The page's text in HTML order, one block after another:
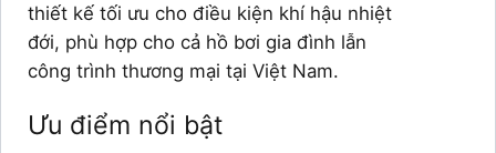
thiết kế tối ưu cho điều kiện khí hậu nhiệt
đới, phù hợp cho cả hồ bơi gia đình lẫn
công trình thương mại tại Việt Nam.
Ưu điểm nổi bật